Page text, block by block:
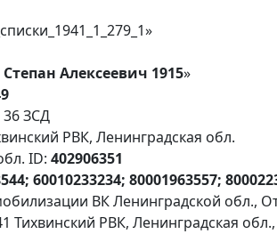
Алексеевич 1915»
ЗСД
РВК, Ленинградская обл.
ID: 402906351
60010233234; 80001963557;
ВК Ленинградской обл.,
Тихвинский РВК, Ленинградская